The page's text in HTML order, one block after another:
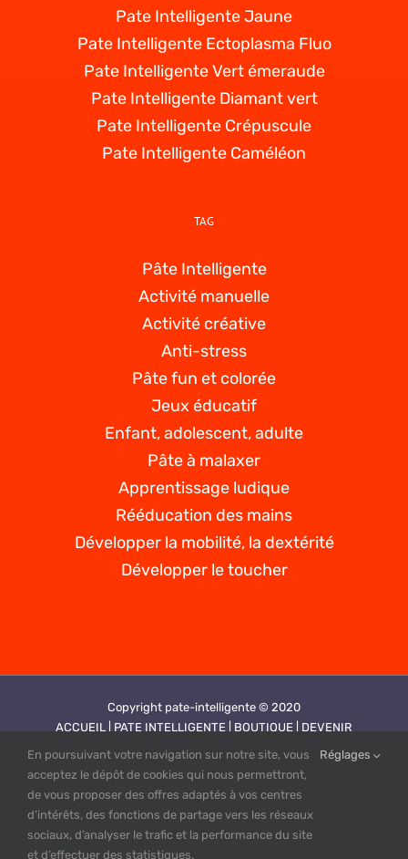
Pate Intelligente Jaune
Pate Intelligente Ectoplasma Fluo
Pate Intelligente Vert émeraude
Pate Intelligente Diamant vert
Pate Intelligente Crépuscule
Pate Intelligente Caméléon
TAG
Pâte Intelligente
Activité manuelle
Activité créative
Anti-stress
Pâte fun et colorée
Jeux éducatif
Enfant, adolescent, adulte
Pâte à malaxer
Apprentissage ludique
Rééducation des mains
Développer la mobilité, la dextérité
Développer le toucher
Copyright pate-intelligente © 2020
ACCUEIL | PATE INTELLIGENTE | BOUTIQUE | DEVENIR
REVENDEUR |
VIDEOS | CONTACT | PLAN DE SITE |
MENTIONS
LEGALES |
CGV |
POLITIQUE DE CONFIDENTIALITE
Création site web by PUBINLYON
En poursuivant votre navigation sur notre site, vous
acceptez le dépôt de cookies qui nous permettront,
de vous proposer des offres adaptés à vos centres
d’intérêts, des fonctions de partage vers les réseaux
sociaux, d’analyser le trafic et la performance du site
et d’effectuer des statistiques.
Réglages